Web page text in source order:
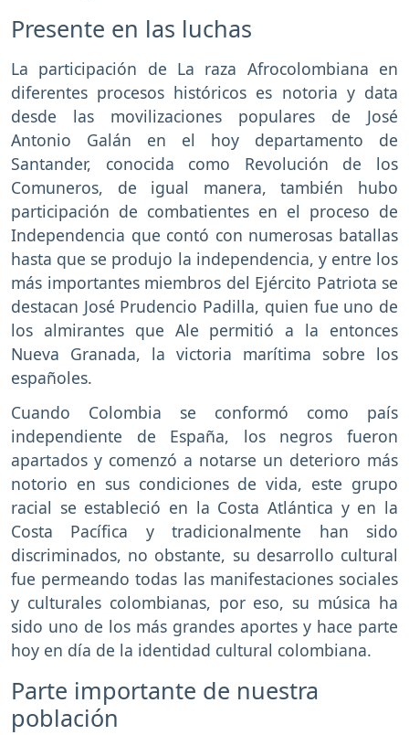
Presente en las luchas
La participación de La raza Afrocolombiana en
diferentes procesos históricos es notoria y data
desde las movilizaciones populares de José
Antonio Galán en el hoy departamento de
Santander, conocida como Revolución de los
Comuneros, de igual manera, también hubo
participación de combatientes en el proceso de
Independencia que contó con numerosas batallas
hasta que se produjo la independencia, y entre los
más importantes miembros del Ejército Patriota se
destacan José Prudencio Padilla, quien fue uno de
los almirantes que Ale permitió a la entonces
Nueva Granada, la victoria marítima sobre los
españoles.
Cuando Colombia se conformó como país
independiente de España, los negros fueron
apartados y comenzó a notarse un deterioro más
notorio en sus condiciones de vida, este grupo
racial se estableció en la Costa Atlántica y en la
Costa Pacífica y tradicionalmente han sido
discriminados, no obstante, su desarrollo cultural
fue permeando todas las manifestaciones sociales
y culturales colombianas, por eso, su música ha
sido uno de los más grandes aportes y hace parte
hoy en día de la identidad cultural colombiana.
Parte importante de nuestra
población